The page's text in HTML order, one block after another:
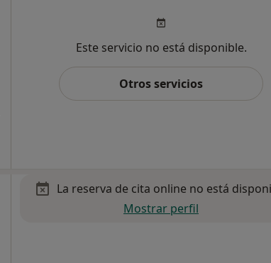
Este servicio no está disponible.
Otros servicios
La reserva de cita online no está
Mostrar perfil